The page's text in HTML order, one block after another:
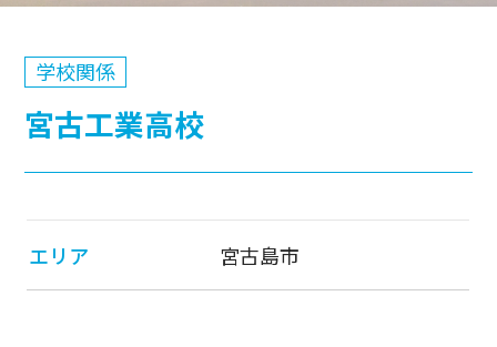
宮古工業高校
学校関係
エリア 宮古島市